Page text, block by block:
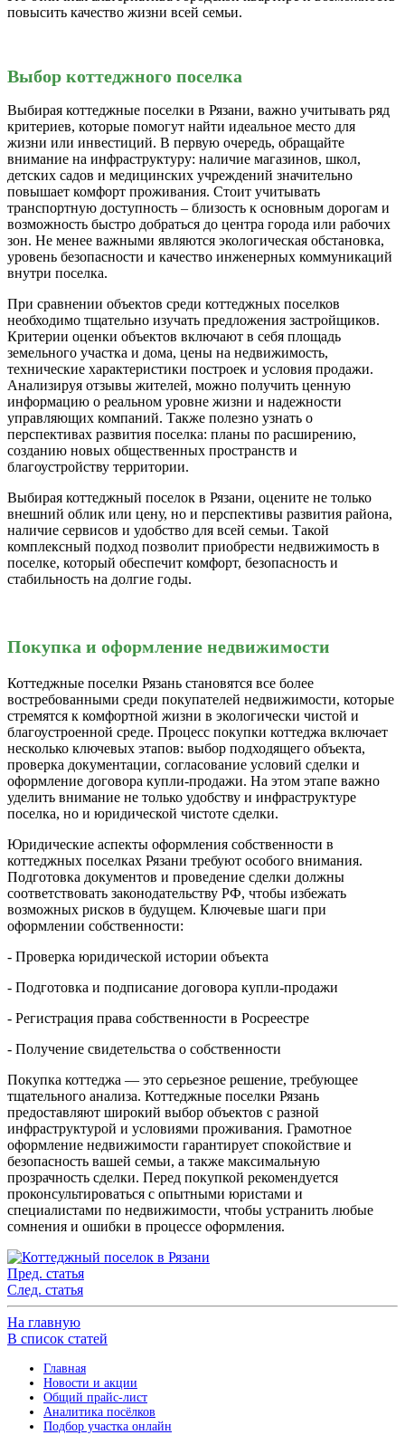
повысить качество жизни всей семьи.
Выбор коттеджного поселка
Выбирая коттеджные поселки в Рязани, важно учитывать ряд
критериев, которые помогут найти идеальное место для
жизни или инвестиций. В первую очередь, обращайте
внимание на инфраструктуру: наличие магазинов, школ,
детских садов и медицинских учреждений значительно
повышает комфорт проживания. Стоит учитывать
транспортную доступность – близость к основным дорогам и
возможность быстро добраться до центра города или рабочих
зон. Не менее важными являются экологическая обстановка,
уровень безопасности и качество инженерных коммуникаций
внутри поселка.
При сравнении объектов среди коттеджных поселков
необходимо тщательно изучать предложения застройщиков.
Критерии оценки объектов включают в себя площадь
земельного участка и дома, цены на недвижимость,
технические характеристики построек и условия продажи.
Анализируя отзывы жителей, можно получить ценную
информацию о реальном уровне жизни и надежности
управляющих компаний. Также полезно узнать о
перспективах развития поселка: планы по расширению,
созданию новых общественных пространств и
благоустройству территории.
Выбирая коттеджный поселок в Рязани, оцените не только
внешний облик или цену, но и перспективы развития района,
наличие сервисов и удобство для всей семьи. Такой
комплексный подход позволит приобрести недвижимость в
поселке, который обеспечит комфорт, безопасность и
стабильность на долгие годы.
Покупка и оформление недвижимости
Коттеджные поселки Рязань становятся все более
востребованными среди покупателей недвижимости, которые
стремятся к комфортной жизни в экологически чистой и
благоустроенной среде. Процесс покупки коттеджа включает
несколько ключевых этапов: выбор подходящего объекта,
проверка документации, согласование условий сделки и
оформление договора купли-продажи. На этом этапе важно
уделить внимание не только удобству и инфраструктуре
поселка, но и юридической чистоте сделки.
Юридические аспекты оформления собственности в
коттеджных поселках Рязани требуют особого внимания.
Подготовка документов и проведение сделки должны
соответствовать законодательству РФ, чтобы избежать
возможных рисков в будущем. Ключевые шаги при
оформлении собственности:
- Проверка юридической истории объекта
- Подготовка и подписание договора купли-продажи
- Регистрация права собственности в Росреестре
- Получение свидетельства о собственности
Покупка коттеджа — это серьезное решение, требующее
тщательного анализа. Коттеджные поселки Рязань
предоставляют широкий выбор объектов с разной
инфраструктурой и условиями проживания. Грамотное
оформление недвижимости гарантирует спокойствие и
безопасность вашей семьи, а также максимальную
прозрачность сделки. Перед покупкой рекомендуется
проконсультироваться с опытными юристами и
специалистами по недвижимости, чтобы устранить любые
сомнения и ошибки в процессе оформления.
Пред. статья
След. статья
На главную
В список статей
Главная
Новости и акции
Общий прайс-лист
Аналитика посёлков
Подбор участка онлайн